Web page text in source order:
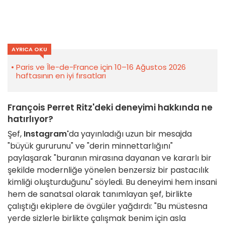
AYRICA OKU
Paris ve Île-de-France için 10–16 Ağustos 2026
haftasının en iyi fırsatları
François Perret Ritz'deki deneyimi hakkında ne
hatırlıyor?
Şef, Instagram'da yayınladığı uzun bir mesajda
"büyük gururunu" ve "derin minnettarlığını"
paylaşarak "buranın mirasına dayanan ve kararlı bir
şekilde modernliğe yönelen benzersiz bir pastacılık
kimliği oluşturduğunu" söyledi. Bu deneyimi hem insani
hem de sanatsal olarak tanımlayan şef, birlikte
çalıştığı ekiplere de övgüler yağdırdı: "Bu müstesna
yerde sizlerle birlikte çalışmak benim için asla